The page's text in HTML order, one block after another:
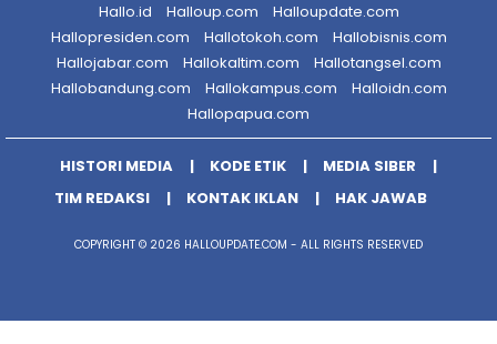
Hallo.id
Halloup.com
Halloupdate.com
Hallopresiden.com
Hallotokoh.com
Hallobisnis.com
Hallojabar.com
Hallokaltim.com
Hallotangsel.com
Hallobandung.com
Hallokampus.com
Halloidn.com
Hallopapua.com
HISTORI MEDIA KODE ETIK
MEDIA SIBER
TIM REDAKSI
KONTAK IKLAN HAK JAWAB
COPYRIGHT © 2026 HALLOUPDATE.COM - ALL RIGHTS RESERVED